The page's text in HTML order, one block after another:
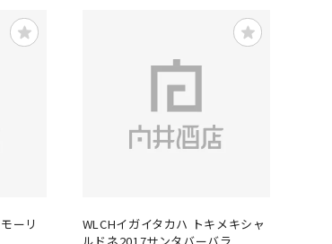
ーリ
WLCHイガイタカハ トキメキシャ